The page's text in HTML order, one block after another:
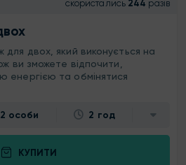
скористались 244 разів
двох, який виконується на
ви зможете відпочити,
енергією та обмінятися
2 особи 2 год
КУПИТИ